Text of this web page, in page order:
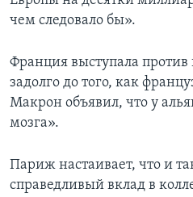
чем следовало бы».
Франция выступала
задолго до того, как
Макрон объявил, что у
мозга».
Париж настаивает, что и
справедливый вклад в